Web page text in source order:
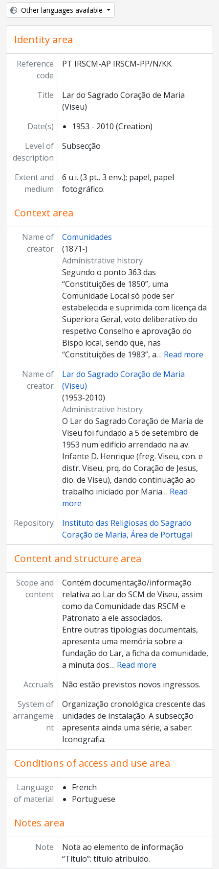
Other languages available
Identity area
Reference
code
PT IRSCM-AP IRSCM-PP/N/KK
Title
Lar do Sagrado Coração de Maria
(Viseu)
Date(s)
1953 - 2010 (Creation)
Level of
description
Subsecção
Extent and
medium
6 u.i. (3 pt., 3 env.); papel, papel
fotográfico.
Context area
Name of
creator
Comunidades
(1871-)
Administrative history
Segundo o ponto 363 das
“Constituições de 1850”, uma
Comunidade Local só pode ser
estabelecida e suprimida com licença da
Superiora Geral, voto deliberativo do
respetivo Conselho e aprovação do
Bispo local, sendo que, nas
“Constituições de 1983”, a… Read more
Name of
creator
Lar do Sagrado Coração de Maria
(Viseu)
(1953-2010)
Administrative history
O Lar do Sagrado Coração de Maria de
Viseu foi fundado a 5 de setembro de
1953 num edifício arrendado na av.
Infante D. Henrique (freg. Viseu, con. e
distr. Viseu, prq. do Coração de Jesus,
dio. de Viseu), dando continuação ao
trabalho iniciado por Maria… Read
more
Repository
Instituto das Religiosas do Sagrado
Coração de Maria, Área de Portugal
Content and structure area
Scope and
content
Contém documentação/informação
relativa ao Lar do SCM de Viseu, assim
como da Comunidade das RSCM e
Patronato a ele associados.
Entre outras tipologias documentais,
apresenta uma memória sobre a
fundação do Lar, a ficha da comunidade,
a minuta dos… Read more
Accruals
Não estão previstos novos ingressos.
System of
arrangeme
nt
Organização cronológica crescente das
unidades de instalação. A subsecção
apresenta ainda uma série, a saber:
Iconografia.
Conditions of access and use area
Language
of material
French
Portuguese
Notes area
Note
Nota ao elemento de informação
“Título”: título atribuído.